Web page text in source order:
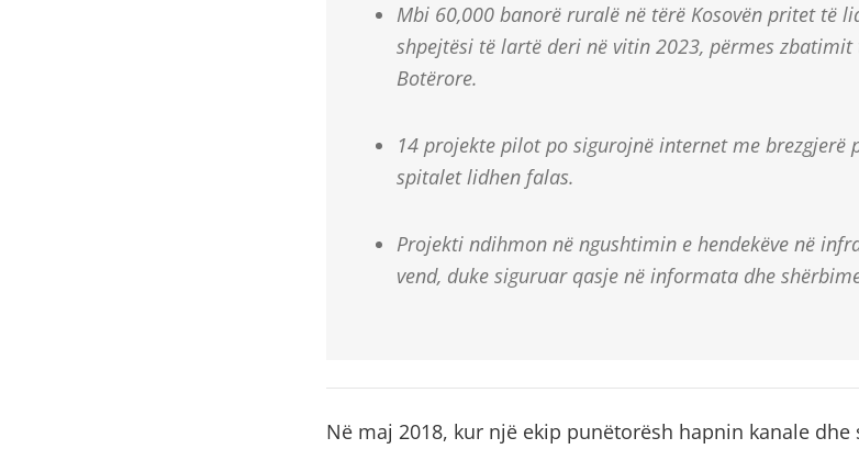
Mbi 60,000 banorë ruralë në tërë Kosovën pritet të
shpejtësi të lartë deri në vitin 2023, përmes
Botërore.
14 projekte pilot po sigurojnë internet me brezgjerë
spitalet lidhen falas.
Projekti ndihmon në ngushtimin e hendekëve në
vend, duke siguruar qasje në informata dhe
Në maj 2018, kur një ekip punëtorësh hapnin kanale